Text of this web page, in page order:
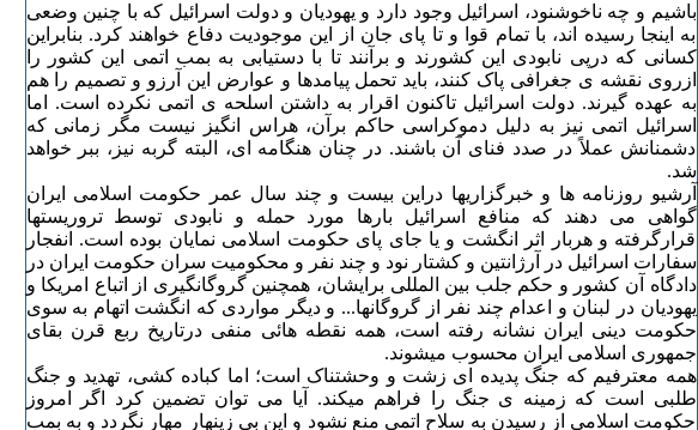
باشیم و چه ناخوشنود، اسرائیل وجود دارد و یهودیان و دولت اسرائیل که با چنین وضعی
به اینجا رسیده اند، با تمام قوا و تا پای جان از این موجودیت دفاع خواهند کرد. بنابراین
کسانی که درپی نابودی این کشورند و برآنند تا با دستیابی به بمب اتمی این کشور را
ازروی نقشه ی جغرافی پاک کنند، باید تحمل پیامدها و عوارض این آرزو و تصمیم را هم
به عهده گیرند. دولت اسرائیل تاکنون اقرار به داشتن اسلحه ی اتمی نکرده است. اما
اسرائیل اتمی نیز به دلیل دموکراسی حاکم برآن، هراس انگیز نیست مگر زمانی که
دشمنانش عملاً در صدد فنای آن باشند. در چنان هنگامه ای، البته گربه نیز، ببر خواهد
شد.
آرشیو روزنامه ها و خبرگزاریها دراین بیست و چند سال عمر حکومت اسلامی ایران
گواهی می دهند که منافع اسرائیل بارها مورد حمله و نابودی توسط تروریستها
قرارگرفته و هربار اثر انگشت و یا جای پای حکومت اسلامی نمایان بوده است. انفجار
سفارات اسرائیل در آرژانتین و کشتار نود و چند نفر و محکومیت سران حکومت ایران در
دادگاه آن کشور و حکم جلب بین المللی برایشان، همچنین گروگانگیری از اتباع امریکا و
یهودیان در لبنان و اعدام چند نفر از گروگانها... و دیگر مواردی که انگشت اتهام به سوی
حکومت دینی ایران نشانه رفته است، همه نقطه هائی منفی درتاریخ ربع قرن بقای
جمهوری اسلامی ایران محسوب میشوند.
همه معترفیم که جنگ پدیده ای زشت و وحشتناک است؛ اما کباده کشی، تهدید و جنگ
طلبی است که زمینه ی جنگ را فراهم میکند. آیا می توان تضمین کرد اگر امروز
حکومت اسلامی از رسیدن به سلاح اتمی منع نشود و این بی زینهار مهار نگردد و به بمب